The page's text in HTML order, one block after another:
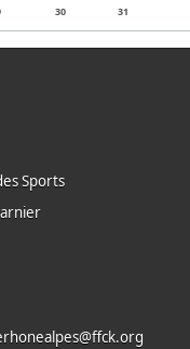
30 31
Sports